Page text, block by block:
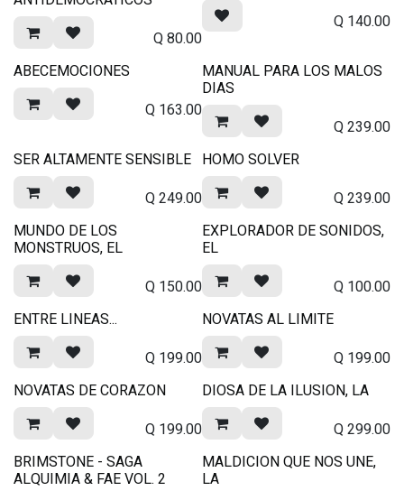
Q80.00
Q 140.00
ABECEMOCIONES
Q 163.00
MANUAL PARA LOS MALOS
DIAS
Q239.00
SER ALTAMENTE SENSIBLE
Q249.00
HOMO SOLVER
Q239.00
MUNDO DE LOS
MONSTRUOS, EL
Q 150.00
EXPLORADOR DE SONIDOS,
EL
Q 100.00
ENTRE LINEAS...
Q 199.00
NOVATAS AL LIMITE
Q 199.00
NOVATAS DE CORAZON
Q 199.00
DIOSA DE LA ILUSION, LA
Q299.00
BRIMSTONE - SAGA
ALQUIMIA & FAE VOL. 2
MALDICION QUE NOS UNE,
LA